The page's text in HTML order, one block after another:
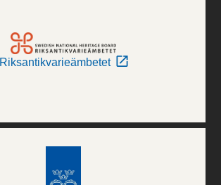
Riksantikvarieämbetet